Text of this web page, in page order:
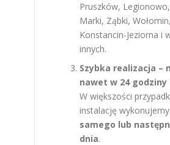
Pruszków,
Marki, Ząbki, Wołomin,
Konstancin-Jeziorna i
innych.
Szybka realizacja –
nawet w 24 godziny
W większości
instalację wykonujemy
samego lub
dnia.